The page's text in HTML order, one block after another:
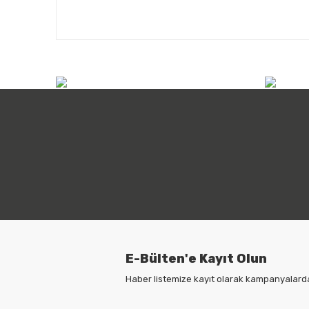
E-Bülten'e Kayıt Olun
Haber listemize kayıt olarak